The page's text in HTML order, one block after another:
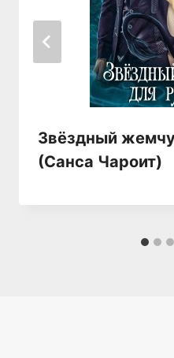
Звёздный
(Санса Чароит)